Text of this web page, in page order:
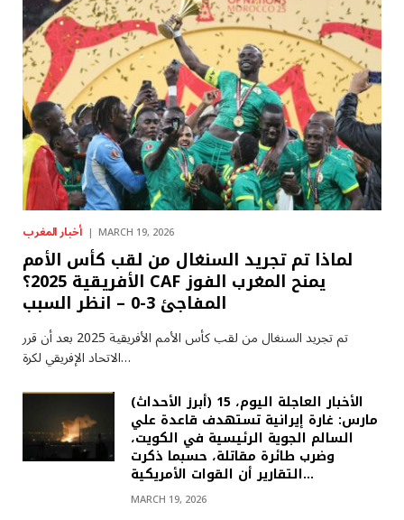
أخبار المغرب MARCH 19, 2026
لماذا تم تجريد السنغال من لقب كأس الأمم
الأفريقية 2025؟ CAF يمنح المغرب الفوز
المفاجئ 3-0 – انظر السبب
تم تجريد السنغال من لقب كأس الأمم الأفريقية 2025 بعد أن قرر
الاتحاد الإفريقي لكرة…
(أبرز الأحداث) الأخبار العاجلة اليوم، 15
مارس: غارة إيرانية تستهدف قاعدة علي
السالم الجوية الرئيسية في الكويت،
وضرب طائرة مقاتلة، حسبما ذكرت
التقارير أن القوات الأمريكية…
MARCH 19, 2026